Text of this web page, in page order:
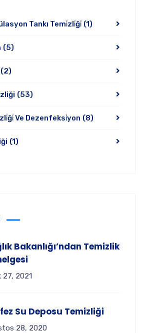
Tankı Temi̇zli̇ği̇ (1)
(5)
(2)
(53)
Ve Dezenfeksi̇yon (8)
(1)
Bakanlığı’ndan Temizlik
27, 2021
Su Deposu Temizliği
28, 2020